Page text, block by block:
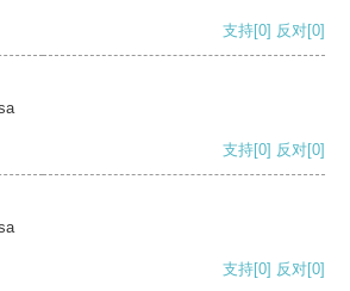
支持[0] 反对[0]
支持[0] 反对[0]
支持[0] 反对[0]